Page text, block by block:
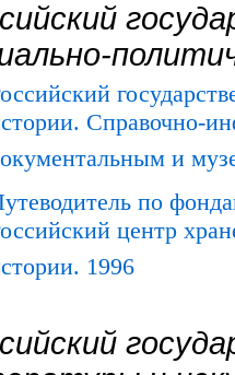
Справочно-
и
по
центр
1996